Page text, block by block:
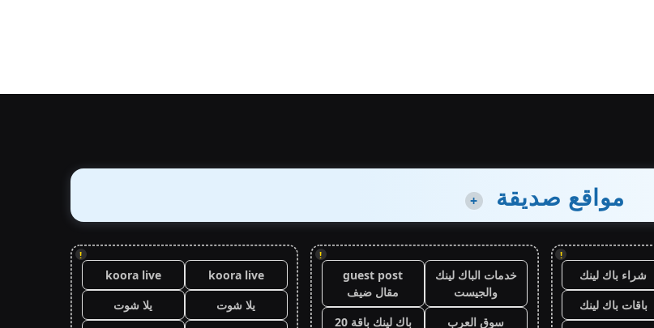
مواقع صديقة +
!
شراء باك لينك
باقات باك لينك
!
خدمات الباك لينك
والجيست
guest post
مقال ضيف
سوق العرب
باك لينك باقة 20
!
koora live
koora live
يلا شوت
يلا شوت